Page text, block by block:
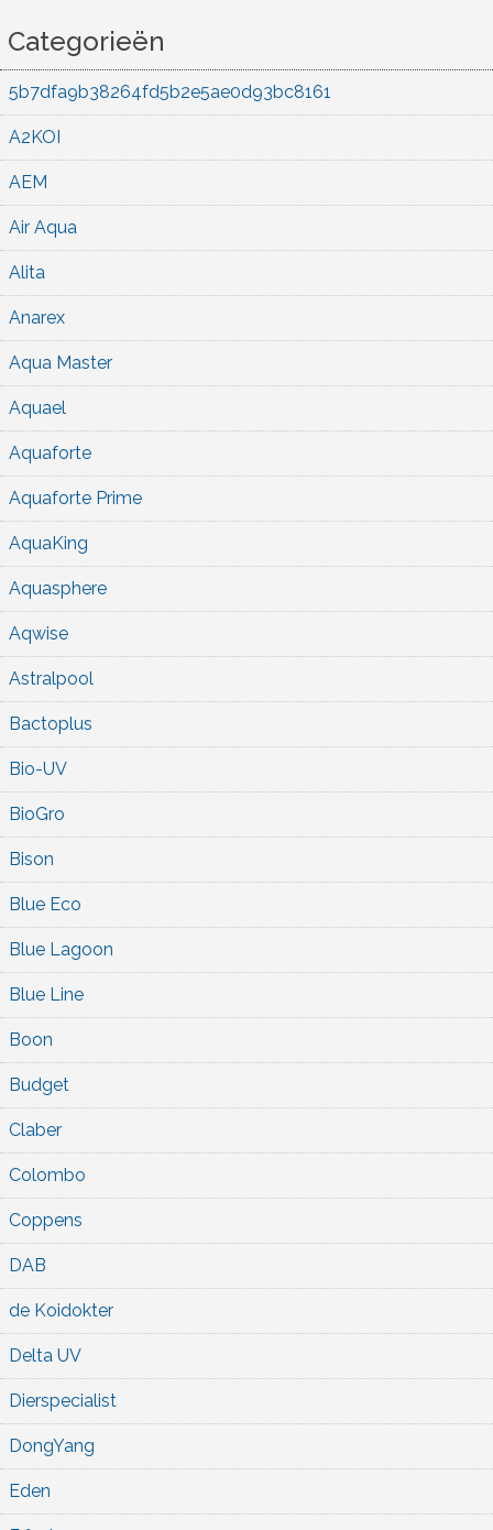
Categorieën
5b7dfa9b38264fd5b2e5ae0d93bc8161
A2KOI
AEM
Air Aqua
Alita
Anarex
Aqua Master
Aquael
Aquaforte
Aquaforte Prime
AquaKing
Aquasphere
Aqwise
Astralpool
Bactoplus
Bio-UV
BioGro
Bison
Blue Eco
Blue Lagoon
Blue Line
Boon
Budget
Claber
Colombo
Coppens
DAB
de Koidokter
Delta UV
Dierspecialist
DongYang
Eden